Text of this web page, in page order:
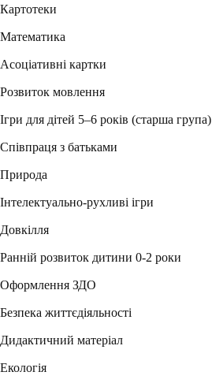
Картотеки
Математика
Асоціативні картки
Розвиток мовлення
Ігри для дітей 5–6 років (старша група)
Співпраця з батьками
Природа
Інтелектуально-рухливі ігри
Довкілля
Ранній розвиток дитини 0-2 роки
Оформлення ЗДО
Безпека життєдіяльності
Дидактичний матеріал
Екологія